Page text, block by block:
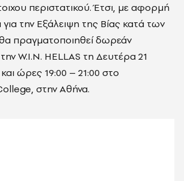
περιστατικού. Έτσι, με αφορμή
την Εξάλειψη της Βίας κατά των
πραγματοποιηθεί δωρεάν
W.Ι.Ν. HELLAS τη Δευτέρα 21
ώρες 19:00 – 21:00 στο
στην Αθήνα.